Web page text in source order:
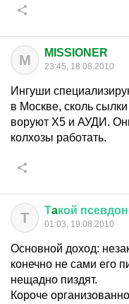
M MISSIONER
23:45, 18.08.2010
Ингуши
в Москве, сколь
воруют Х5 и АУДИ.
колхозы работать.
Т Тaкой
01:03, 19.08.2010
Основной доход:
конечно не сами его
нещадно пиздят.
Короче